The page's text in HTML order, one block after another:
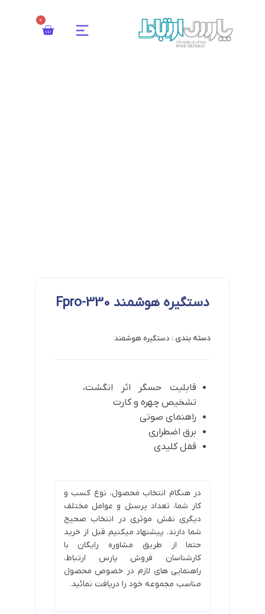
0
دستگیره هوشمند Fpro-330
دسته بندی : دستگیره هوشمند
قابلیت حسگر اثر انگشت،
تشخیص چهره و کارت
راهنمای صوتی
برق اضطراری
قفل کلیدی
در هنگام انتخاب محصول، نوع کسب و
کار شما، تعداد پرسنل و عوامل مختلف
دیگری نقش موثری در انتخاب صحیح
شما دارند. پیشنهاد میکنیم قبل از خرید
حتما از طریق مشاوره رایگان با
کارشناسان فروش پارس ارتباط،
راهنمایی های لازم در خصوص محصول
مناسب مجموعه خود را دریافت نمائید.